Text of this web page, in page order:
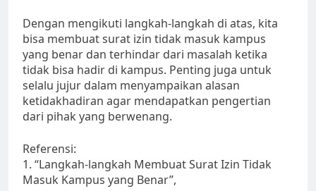
Dengan mengikuti langkah-langkah di atas, kita
bisa membuat surat izin tidak masuk kampus
yang benar dan terhindar dari masalah ketika
tidak bisa hadir di kampus. Penting juga untuk
selalu jujur dalam menyampaikan alasan
ketidakhadiran agar mendapatkan pengertian
dari pihak yang berwenang.
Referensi:
1. “Langkah-langkah Membuat Surat Izin Tidak
Masuk Kampus yang Benar”,